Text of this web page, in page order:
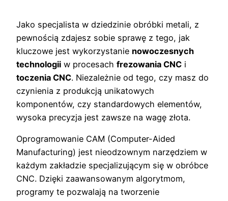
Jako specjalista w dziedzinie obróbki metali, z
pewnością zdajesz sobie sprawę z tego, jak
kluczowe jest wykorzystanie nowoczesnych
technologii w procesach frezowania CNC i
toczenia CNC. Niezależnie od tego, czy masz do
czynienia z produkcją unikatowych
komponentów, czy standardowych elementów,
wysoka precyzja jest zawsze na wagę złota.
Oprogramowanie CAM (Computer-Aided
Manufacturing) jest nieodzownym narzędziem w
każdym zakładzie specjalizującym się w obróbce
CNC. Dzięki zaawansowanym algorytmom,
programy te pozwalają na tworzenie